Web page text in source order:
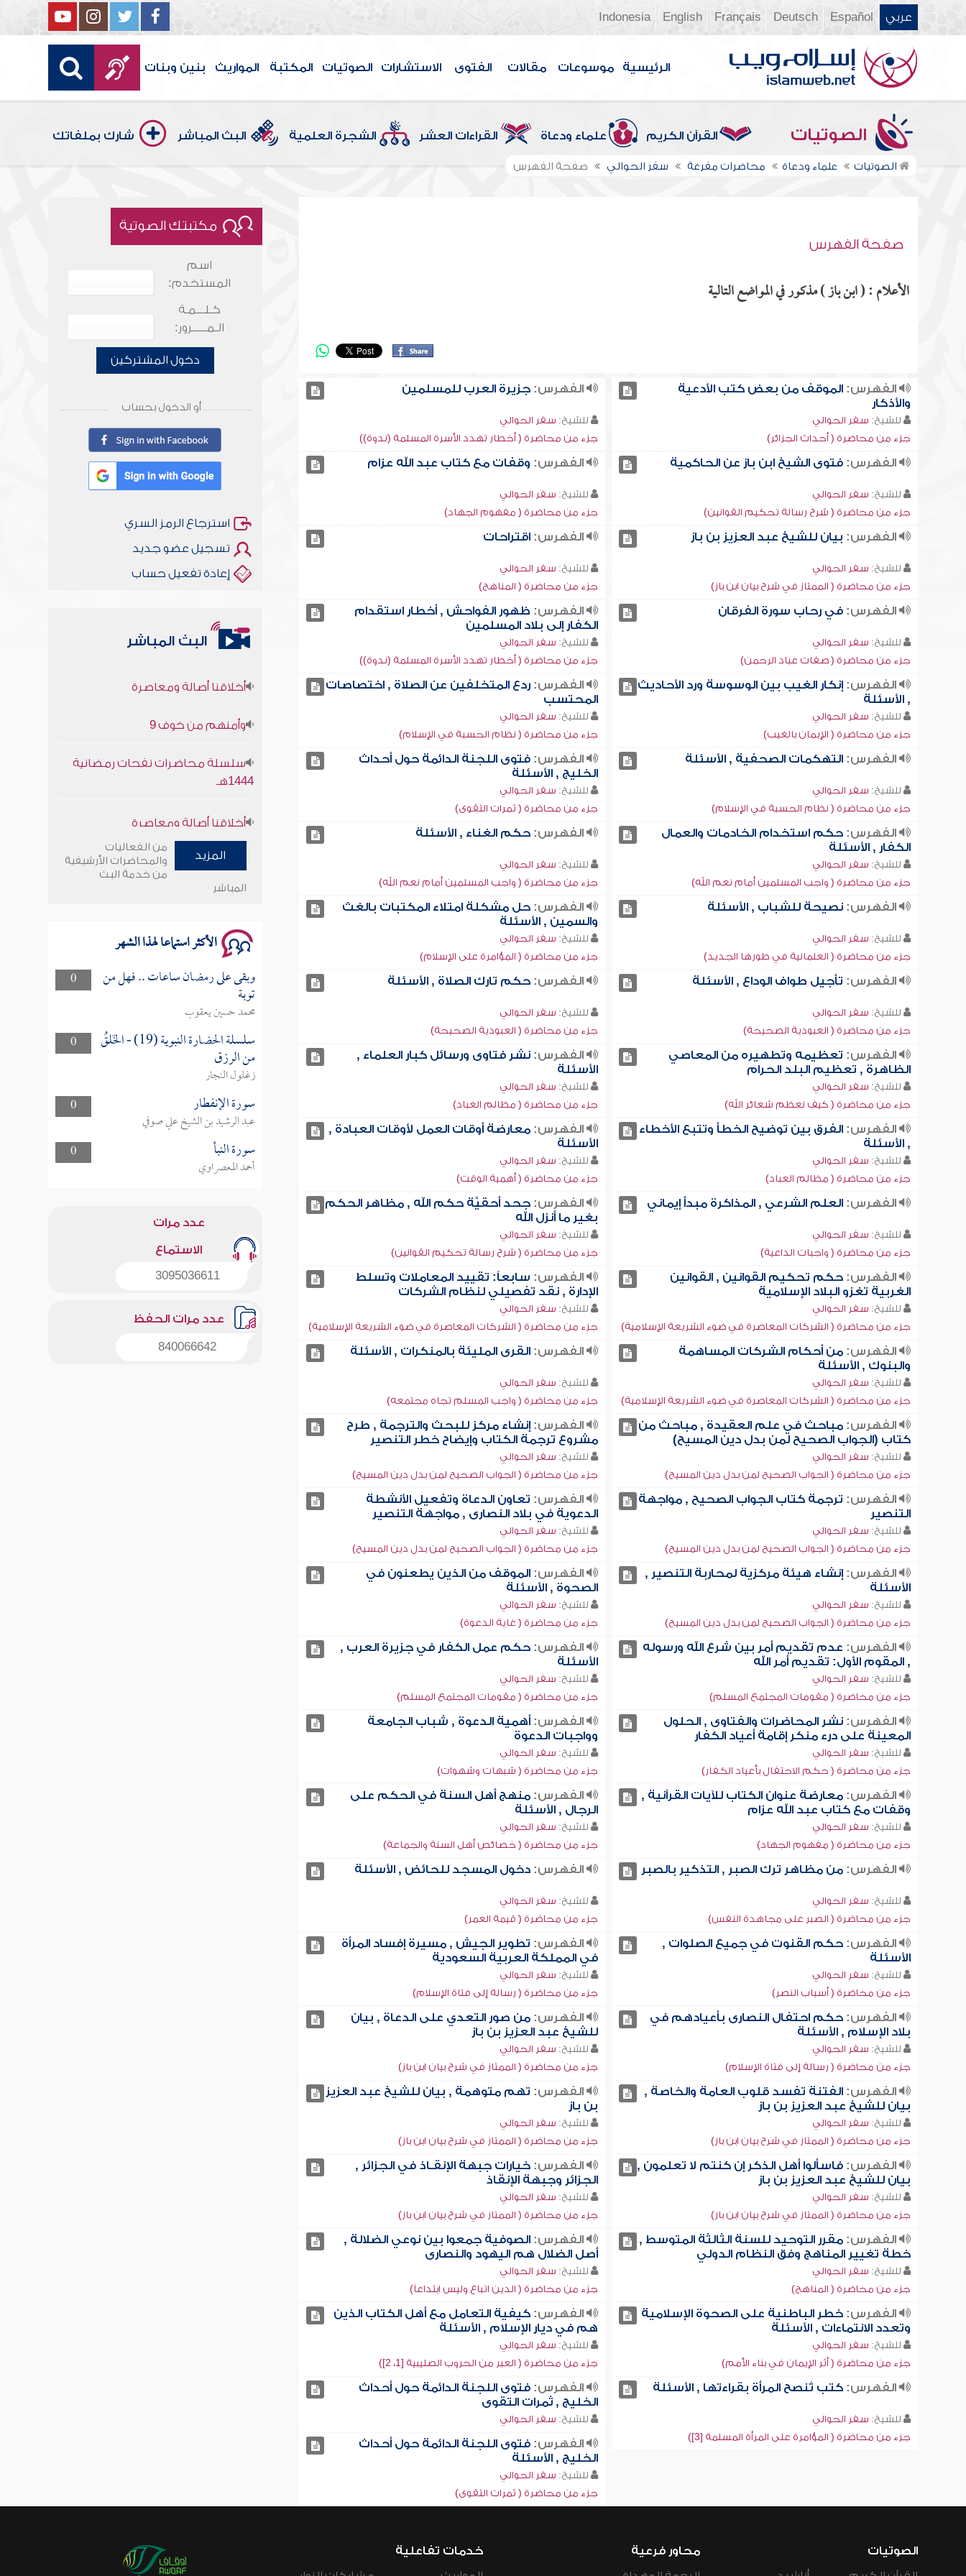
عربي Español
Deutsch
Français
English
Indonesia
الرئيسية موسوعات مقالات الفتوى الاستشارات الصوتيات المكتبة المواريث بنين وبنات
الصوتيات القرآن الكريم علماء ودعاة القراءات العشر الشجرة العلمية البث المباشر شارك بملفاتك
الصوتيات علماء ودعاة محاضرات مفرغة سفر الحوالي صفحة الفهرس
صفحة الفهرس
الأعلام : ( ابن باز ) مذكور في المواضع التالية
الفهرس:الموقف من بعض كتب الأدعية
والأذكار
للشيخ: سفر الحوالي
جزء من محاضرة ( أحداث الجزائر)
الفهرس: جزيرة العرب للمسلمين
للشيخ: سفر الحوالي
جزء من محاضرة ( أخطار تهدد الأسرة المسلمة (ندوة))
الفهرس:فتوى الشيخ ابن باز عن الحاكمية
للشيخ: سفر الحوالي
جزء من محاضرة ( شرح رسالة تحكيم القوانين)
الفهرس: وقفات مع كتاب عبد الله عزام
للشيخ: سفر الحوالي
جزء من محاضرة ( مفهوم الجهاد)
الفهرس: بيان للشيخ عبد العزيز بن باز
للشيخ: سفر الحوالي
جزء من محاضرة ( الممتاز في شرح بيان ابن باز)
الفهرس: اقتراحات
للشيخ: سفر الحوالي
جزء من محاضرة ( المناهج)
الفهرس:في رحاب سورة الفرقان
للشيخ: سفر الحوالي
جزء من محاضرة ( صفات عباد الرحمن)
الفهرس: ظهور الفواحش , أخطار استقدام
الكفار إلى بلاد المسلمين
للشيخ: سفر الحوالي
جزء من محاضرة ( أخطار تهدد الأسرة المسلمة (ندوة))
الفهرس:إنكار الغيب بين الوسوسة ورد الأحاديث
, الأسئلة
للشيخ: سفر الحوالي
جزء من محاضرة ( الإيمان بالغيب)
الفهرس: ردع المتخلفين عن الصلاة , اختصاصات
المحتسب
للشيخ: سفر الحوالي
جزء من محاضرة ( نظام الحسبة في الإسلام)
الفهرس:التهكمات الصحفية , الأسئلة
للشيخ: سفر الحوالي
جزء من محاضرة ( نظام الحسبة في الإسلام)
الفهرس: فتوى اللجنة الدائمة حول أحداث
الخليج , الأسئلة
للشيخ: سفر الحوالي
جزء من محاضرة ( ثمرات التقوى)
الفهرس:حكم استخدام الخادمات والعمال
الكفار , الأسئلة
للشيخ: سفر الحوالي
جزء من محاضرة ( واجب المسلمين أمام نعم الله)
الفهرس: حكم الغناء , الأسئلة
للشيخ: سفر الحوالي
جزء من محاضرة ( واجب المسلمين أمام نعم الله)
الفهرس:نصيحة للشباب , الأسئلة
للشيخ: سفر الحوالي
جزء من محاضرة ( العلمانية في طورها الجديد)
الفهرس: حل مشكلة امتلاء المكتبات بالغث
والسمين , الأسئلة
للشيخ: سفر الحوالي
جزء من محاضرة ( المؤامرة على الإسلام)
الفهرس: تأجيل طواف الوداع , الأسئلة
للشيخ: سفر الحوالي
جزء من محاضرة ( العبودية الصحيحة)
الفهرس: حكم تارك الصلاة , الأسئلة
للشيخ: سفر الحوالي
جزء من محاضرة ( العبودية الصحيحة)
الفهرس: تعظيمه وتطهيره من المعاصي
الظاهرة , تعظيم البلد الحرام
للشيخ: سفر الحوالي
جزء من محاضرة ( كيف نعظم شعائر الله)
الفهرس: نشر فتاوى ورسائل كبار العلماء ,
الأسئلة
للشيخ: سفر الحوالي
جزء من محاضرة ( مظالم العباد)
الفهرس:الفرق بين توضيح الخطأ وتتبع الأخطاء
, الأسئلة
للشيخ: سفر الحوالي
جزء من محاضرة ( مظالم العباد)
الفهرس: معارضة أوقات العمل لأوقات العبادة ,
الأسئلة
للشيخ: سفر الحوالي
جزء من محاضرة ( أهمية الوقت)
الفهرس:العلم الشرعي , المذاكرة مبدأ إيماني
للشيخ: سفر الحوالي
جزء من محاضرة ( واجبات الداعية)
الفهرس: جحد أحقيَّة حكم الله , مظاهر الحكم
بغير ما أنزل الله
للشيخ: سفر الحوالي
جزء من محاضرة ( شرح رسالة تحكيم القوانين)
الفهرس:حكم تحكيم القوانين , القوانين
الغربية تغزو البلاد الإسلامية
للشيخ: سفر الحوالي
جزء من محاضرة ( الشركات المعاصرة في ضوء الشريعة الإسلامية)
الفهرس: سابعاً: تقييد المعاملات وتسلط
الإدارة , نقد تفصيلي لنظام الشركات
للشيخ: سفر الحوالي
جزء من محاضرة ( الشركات المعاصرة في ضوء الشريعة الإسلامية)
الفهرس:من أحكام الشركات المساهمة
والبنوك , الأسئلة
للشيخ: سفر الحوالي
جزء من محاضرة ( الشركات المعاصرة في ضوء الشريعة الإسلامية)
الفهرس: القرى المليئة بالمنكرات , الأسئلة
للشيخ: سفر الحوالي
جزء من محاضرة ( واجب المسلم تجاه مجتمعه)
الفهرس:مباحث في علم العقيدة , مباحث من
كتاب (الجواب الصحيح لمن بدل دين المسيح)
للشيخ: سفر الحوالي
جزء من محاضرة ( الجواب الصحيح لمن بدل دين المسيح)
الفهرس: إنشاء مركز للبحث والترجمة , طرح
مشروع ترجمة الكتاب وإيضاح خطر التنصير
للشيخ: سفر الحوالي
جزء من محاضرة ( الجواب الصحيح لمن بدل دين المسيح)
الفهرس: ترجمة كتاب الجواب الصحيح , مواجهة
التنصير
للشيخ: سفر الحوالي
جزء من محاضرة ( الجواب الصحيح لمن بدل دين المسيح)
الفهرس: تعاون الدعاة وتفعيل الأنشطة
الدعوية في بلاد النصارى , مواجهة التنصير
للشيخ: سفر الحوالي
جزء من محاضرة ( الجواب الصحيح لمن بدل دين المسيح)
الفهرس:إنشاء هيئة مركزية لمحاربة التنصير ,
الأسئلة
للشيخ: سفر الحوالي
جزء من محاضرة ( الجواب الصحيح لمن بدل دين المسيح)
الفهرس: الموقف من الذين يطعنون في
الصحوة , الأسئلة
للشيخ: سفر الحوالي
جزء من محاضرة ( غاية الدعوة)
الفهرس: عدم تقديم أمر بين شرع الله ورسوله
, المقوم الأول: تقديم أمر الله
للشيخ: سفر الحوالي
جزء من محاضرة ( مقومات المجتمع المسلم)
الفهرس: حكم عمل الكفار في جزيرة العرب ,
الأسئلة
للشيخ: سفر الحوالي
جزء من محاضرة ( مقومات المجتمع المسلم)
الفهرس:نشر المحاضرات والفتاوى , الحلول
المعينة على درء منكر إقامة أعياد الكفار
للشيخ: سفر الحوالي
جزء من محاضرة ( حكم الاحتفال بأعياد الكفار)
الفهرس: أهمية الدعوة , شباب الجامعة
وواجبات الدعوة
للشيخ: سفر الحوالي
جزء من محاضرة ( شبهات وشهوات)
الفهرس:معارضة عنوان الكتاب للآيات القرآنية ,
وقفات مع كتاب عبد الله عزام
للشيخ: سفر الحوالي
جزء من محاضرة ( مفهوم الجهاد)
الفهرس: منهج أهل السنة في الحكم على
الرجال , الأسئلة
للشيخ: سفر الحوالي
جزء من محاضرة ( خصائص أهل السنة والجماعة)
الفهرس:من مظاهر ترك الصبر , التذكير بالصبر
للشيخ: سفر الحوالي
جزء من محاضرة ( الصبر على مجاهدة النفس)
الفهرس: دخول المسجد للحائض , الأسئلة
للشيخ: سفر الحوالي
جزء من محاضرة ( قيمة العمر)
الفهرس:حكم القنوت في جميع الصلوات ,
الأسئلة
للشيخ: سفر الحوالي
جزء من محاضرة ( أسباب النصر)
الفهرس: تطوير الجيش , مسيرة إفساد المرأة
في المملكة العربية السعودية
للشيخ: سفر الحوالي
جزء من محاضرة ( رسالة إلى فتاة الإسلام)
الفهرس:حكم احتفال النصارى بأعيادهم في
بلاد الإسلام , الأسئلة
للشيخ: سفر الحوالي
جزء من محاضرة ( رسالة إلى فتاة الإسلام)
الفهرس: من صور التعدي على الدعاة , بيان
للشيخ عبد العزيز بن باز
للشيخ: سفر الحوالي
جزء من محاضرة ( الممتاز في شرح بيان ابن باز)
الفهرس:الفتنة تفسد قلوب العامة والخاصة ,
بيان للشيخ عبد العزيز بن باز
للشيخ: سفر الحوالي
جزء من محاضرة ( الممتاز في شرح بيان ابن باز)
الفهرس: تهم متوهمة , بيان للشيخ عبد العزيز
بن باز
للشيخ: سفر الحوالي
جزء من محاضرة ( الممتاز في شرح بيان ابن باز)
الفهرس:فاسألوا أهل الذكر إن كنتم لا تعلمون ,
بيان للشيخ عبد العزيز بن باز
للشيخ: سفر الحوالي
جزء من محاضرة ( الممتاز في شرح بيان ابن باز)
الفهرس: خيارات جبهة الإنقـاذ في الجزائر ,
الجزائر وجبهة الإنقاذ
للشيخ: سفر الحوالي
جزء من محاضرة ( الممتاز في شرح بيان ابن باز)
الفهرس:مقرر التوحيد للسنة الثالثة المتوسط ,
خطة تغيير المناهج وفق النظام الدولي
للشيخ: سفر الحوالي
جزء من محاضرة ( المناهج)
الفهرس: الصوفية جمعوا بين نوعي الضلالة ,
أصل الضلال هم اليهود والنصارى
للشيخ: سفر الحوالي
جزء من محاضرة ( الدين اتباع وليس ابتداعاً)
الفهرس:خطر الباطنية على الصحوة الإسلامية
وتعدد الانتماءات , الأسئلة
للشيخ: سفر الحوالي
جزء من محاضرة ( أثر الإيمان في بناء الأمم)
الفهرس: كيفية التعامل مع أهل الكتاب الذين
هم في ديار الإسلام , الأسئلة
للشيخ: سفر الحوالي
جزء من محاضرة ( العبر من الحروب الصليبية [1، 2])
الفهرس:كتب تُنصح المرأة بقراءتها , الأسئلة
للشيخ: سفر الحوالي
جزء من محاضرة ( المؤامرة على المرأة المسلمة [3])
الفهرس: فتوى اللجنة الدائمة حول أحداث
الخليج , ثمرات التقوى
للشيخ: سفر الحوالي
الفهرس: فتوى اللجنة الدائمة حول أحداث
الخليج , الأسئلة
للشيخ: سفر الحوالي
جزء من محاضرة ( ثمرات التقوى)
مكتبتك الصوتية
اسم
المستخدم:
كـلـــمـة
الـمـــــرور:
دخول المشتركين
أو الدخول بحساب
استرجاع الرمز السري
تسجيل عضو جديد
إعادة تفعيل حساب
البث المباشر
1444هـ
وأمنهم من خوف 9
سلسلة محاضرات نفحات رمضانية
1444هـ
المزيد
من الفعاليات
والمحاضرات الأرشيفية
من خدمة البث
المباشر
الأكثر استماعا لهذا الشهر
0 وبقى على رمضان ساعات .. فهل من
توبة
محمد حسين يعقوب
0
سلسلة الحضارة النبوية (19) - الخَلقُ
من الرزق
زغلول النجار
0
سورة الإنفطار
عبد الرشيد بن الشيخ علي صوفي
0
سورة النبأ
أحمد المعصراوي
عدد مرات
الاستماع
3095036611
عدد مرات الحفظ
840066642
الصوتيات
محاور فرعية
خدمات تفاعلية